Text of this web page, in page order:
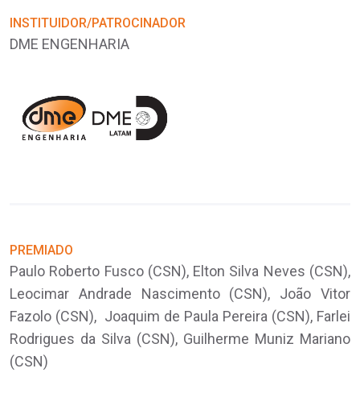
INSTITUIDOR/PATROCINADOR
DME ENGENHARIA
PREMIADO
Paulo Roberto Fusco (CSN), Elton Silva Neves (CSN),
Leocimar Andrade Nascimento (CSN), João Vitor
Fazolo (CSN), Joaquim de Paula Pereira (CSN), Farlei
Rodrigues da Silva (CSN), Guilherme Muniz Mariano
(CSN)